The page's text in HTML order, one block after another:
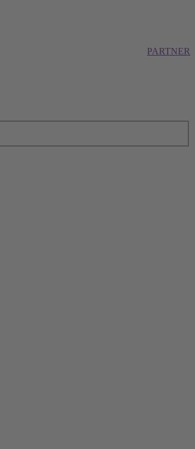
PARTNER